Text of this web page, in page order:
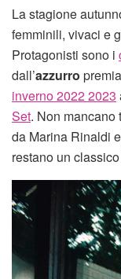
La stagione
femminili, vivaci e
Protagonisti sono i
dall’azzurro
inverno 2022 2023
Set. Non mancano
da Marina Rinaldi
restano un